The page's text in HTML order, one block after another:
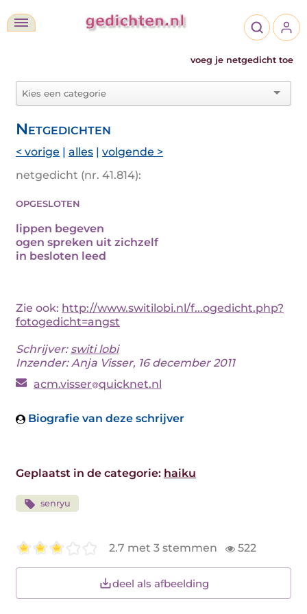
voeg je netgedicht toe
Netgedichten
< vorige | alles | volgende >
netgedicht (nr. 41.814):
opgesloten
lippen begeven
ogen spreken uit zichzelf
in besloten leed
Zie ook: http://www.switilobi.nl/f...ogedicht.php?
fotogedicht=angst
Schrijver: switi lobi
Inzender: Anja Visser, 16 december 2011
acm.visser quicknet.nl
Biografie van deze schrijver
Geplaatst in de categorie: haiku
senryu
2.7 met 3 stemmen 522
deel als afbeelding